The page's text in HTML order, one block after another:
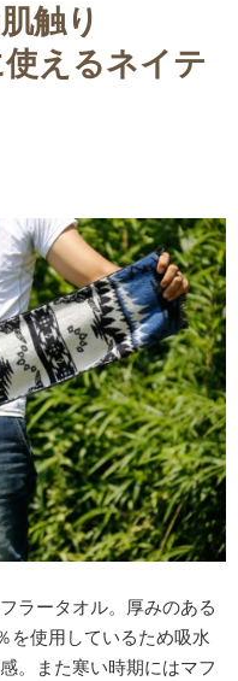
触り
えるネイテ
ラータオル。厚みのある
を使用しているため吸水
。また寒い時期にはマフ